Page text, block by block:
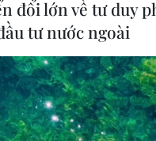
THÔNG TẤN XÃ VIỆT NAM
TRẦN TIẾN DUẨN
đổi lớn về tư duy
tư nước ngoài